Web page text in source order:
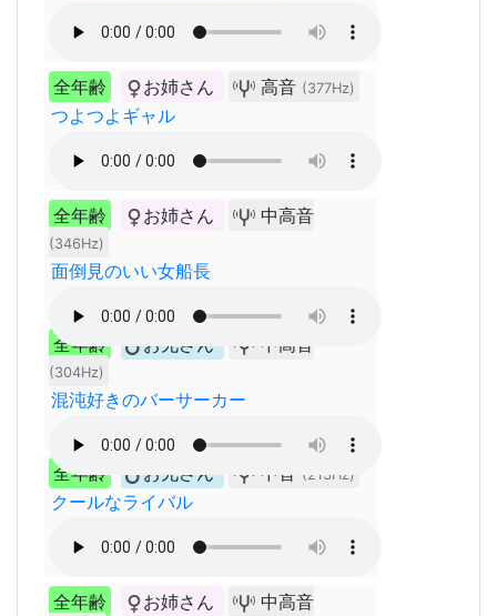
全年齢 お姉さん 高音 (377Hz)
つよつよギャル
全年齢 お姉さん 中高音
(346Hz)
面倒見のいい女船長
全年齢 お兄さん 中高音
(304Hz)
混沌好きのバーサーカー
全年齢 お兄さん 中音 (213Hz)
クールなライバル
全年齢 お姉さん 中高音